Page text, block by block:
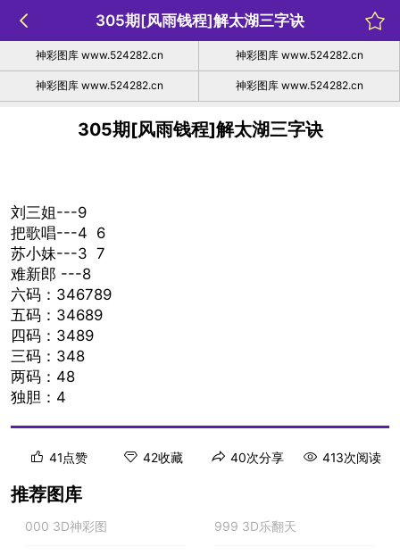
305期[风雨钱程]解太湖三字诀
神彩图库 www.524282.cn 神彩图库 www.524282.cn
神彩图库 www.524282.cn 神彩图库 www.524282.cn
305期[风雨钱程]解太湖三字诀
刘三姐---9
把歌唱---4 6
苏小妹---3 7
难新郎 ---8
六码：346789
五码：34689
四码：3489
三码：348
两码：48
独胆：4
41点赞 42收藏 40次分享 413次阅读
推荐图库
000 3D神彩图 999 3D乐翻天